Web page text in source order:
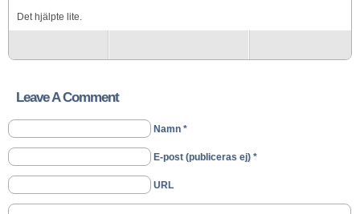
Det hjälpte lite.
Leave A Comment
Namn *
E-post (publiceras ej) *
URL